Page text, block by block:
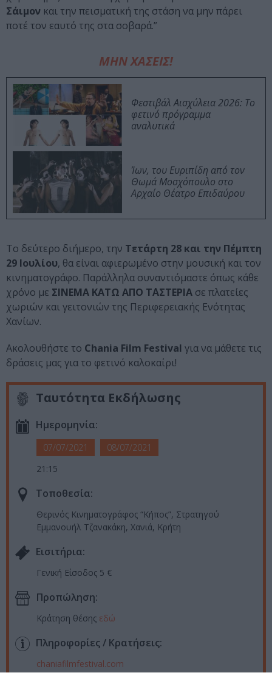
Σάιμον και την πεισματική της στάση να μην πάρει
ποτέ τον εαυτό της στα σοβαρά.”
ΜΗΝ ΧΑΣΕΙΣ!
Φεστιβάλ Αισχύλεια 2026: Το
φετινό πρόγραμμα
αναλυτικά
Ίων, του Ευριπίδη από τον
Θωμά Μοσχόπουλο στο
Αρχαίο Θέατρο Επιδαύρου
Το δεύτερο διήμερο, την Τετάρτη 28 και την Πέμπτη
29 Ιουλίου, θα είναι αφιερωμένο στην μουσική και τον
κινηματογράφο. Παράλληλα συναντιόμαστε όπως κάθε
χρόνο με ΣΙΝΕΜΑ ΚΑΤΩ ΑΠΟ Τ΄ΑΣΤΕΡΙΑ σε πλατείες
χωριών και γειτονιών της Περιφερειακής Ενότητας
Χανίων.
Ακολουθήστε το Chania Film Festival για να μάθετε τις
δράσεις μας για το φετινό καλοκαίρι!
Ταυτότητα Εκδήλωσης
Ημερομηνία:
07/07/2021
08/07/2021
21:15
Τοποθεσία:
Θερινός Κινηματογράφος “Κήπος”, Στρατηγού
Εμμανουήλ Τζανακάκη, Χανιά, Κρήτη
Eισιτήρια:
Γενική Είσοδος 5 €
Προπώληση:
Κράτηση θέσης εδώ
Πληροφορίες / Κρατήσεις:
chaniafilmfestival.com